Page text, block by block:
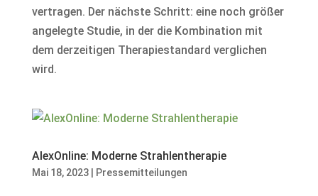
vertragen. Der nächste Schritt: eine noch größer
angelegte Studie, in der die Kombination mit
dem derzeitigen Therapiestandard verglichen
wird.
AlexOnline: Moderne Strahlentherapie
Mai 18, 2023| Pressemitteilungen